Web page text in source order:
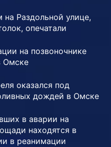
Раздольной улице,
опечатали
на позвоночнике
Омске
оказался под
дождей в Омске
в аварии на
находятся в
в реанимации